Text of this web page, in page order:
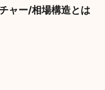
ャー/相場構造とは